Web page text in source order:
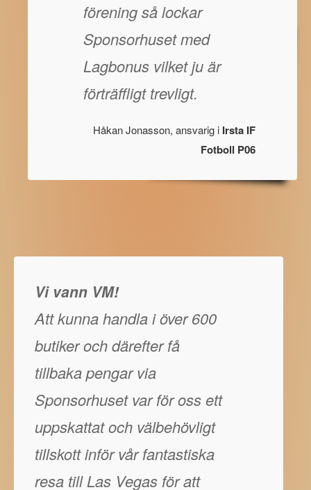
förening så lockar
Sponsorhuset med
Lagbonus vilket ju är
förträffligt trevligt.
Håkan Jonasson, ansvarig i Irsta IF
Fotboll P06
Vi vann VM!
Att kunna handla i över 600
butiker och därefter få
tillbaka pengar via
Sponsorhuset var för oss ett
uppskattat och välbehövligt
tillskott inför vår fantastiska
resa till Las Vegas för att